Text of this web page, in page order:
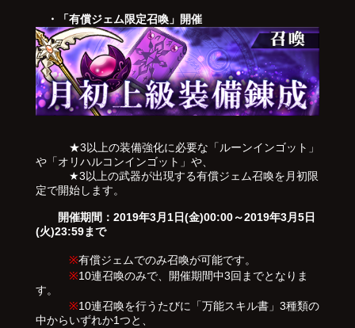
・「有償ジェム限定召喚」開催
★3以上の装備強化に必要な「ルーンインゴット」
や「オリハルコンインゴット」や、
★3以上の武器が出現する有償ジェム召喚を月初限
定で開始します。
開催期間：2019年3月1日(金)00:00～2019年3月5日
(火)23:59まで
※有償ジェムでのみ召喚が可能です。
※10連召喚のみで、開催期間中3回までとなりま
す。
※10連召喚を行うたびに「万能スキル書」3種類の
中からいずれか1つと、